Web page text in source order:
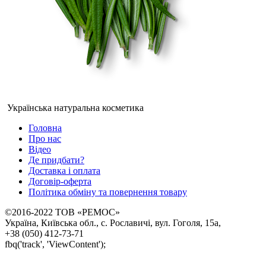
Українська натуральна косметика
Головна
Про нас
Відео
Де придбати?
Доставка і оплата
Договір-оферта
Політика обміну та повернення товару
©2016-2022 ТОВ «РЕМОС»
Україна, Київська обл., с. Рославичі, вул. Гоголя, 15а,
+38 (050) 412-73-71
fbq('track', 'ViewContent');